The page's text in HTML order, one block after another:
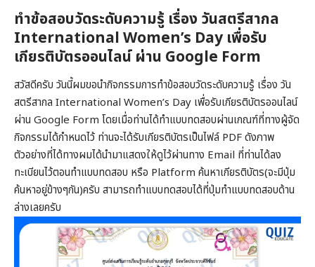
ทำข้อสอบวัดระดับความรู้ เรื่อง วันสตรีสากล
International Women’s Day เพื่อรับ
เกียรติบัตรออนไลน์ ผ่าน Google Form
สวัสดีครับ วันนี้ผมขอนำกิจกรรมการทำข้อสอบวัดระดับความรู้ เรื่อง วัน
สตรีสากล International Women’s Day เพื่อรับเกียรติบัตรออนไลน์
ผ่าน Google Form โดยเมื่อท่านได้ทำแบบทดสอบผ่านเกณฑ์ที่ทางผู้จัด
กิจกรรมได้กำหนดไว้ ท่านจะได้รับเกียรติบัตรเป็นไฟล์ PDF ดังภาพ
ตัวอย่างที่ได้ทางผมได้นำมาแสดงให้ดูไว้ผ่านทาง Email ที่ท่านได้ลง
ทะเบียนไว้ตอนทำแบบทดสอบ หรือ Platform ค้นหาเกียรติบัตร(จะมีปุ่ม
ค้นหาอยู่ข้างๆกัน)ครับ สามารถทำแบบทดสอบได้ที่ปุ่มทำแบบทดสอบด้าน
ล่างเลยครับ